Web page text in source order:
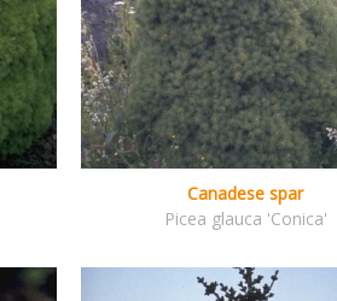
Canadese spar
Picea glauca 'Conica'